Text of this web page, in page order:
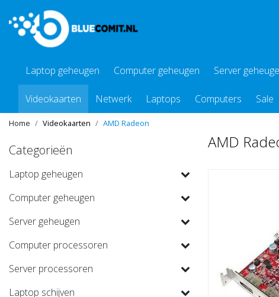
Laptop geheugen Computer geheugen Server
Videokaarten Netwerk Laptops Computers Sale
Home Videokaarten AMD Radeon
Categorieën
Laptop geheugen
Computer geheugen
Server geheugen
Computer processoren
Server processoren
Laptop schijven
AMD